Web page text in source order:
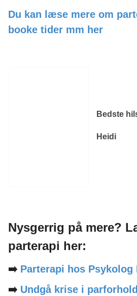
Du kan læse mere om
booke tider mm her
Bedste
Heidi
Nysgerrig på mere?
parterapi her:
➡️ Parterapi hos
➡️ Undgå krise i